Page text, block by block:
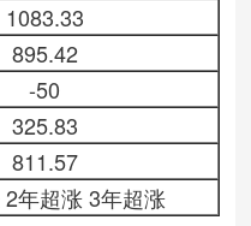
1083.33
895.42
-50
325.83
811.57
年超涨 3年超涨